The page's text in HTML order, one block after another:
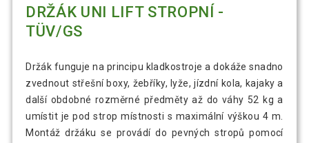
DRŽÁK UNI LIFT STROPNÍ -
TÜV/GS
Držák funguje na principu kladkostroje a dokáže snadno
zvednout střešní boxy, žebříky, lyže, jízdní kola, kajaky a
další obdobné rozměrné předměty až do váhy 52 kg a
umístit je pod strop místnosti s maximální výškou 4 m.
Montáž držáku se provádí do pevných stropů pomocí